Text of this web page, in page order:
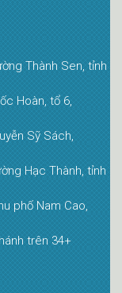
Thành Sen, tỉnh
Hoàn, tổ 6,
Sỹ Sách,
Hạc Thành, tỉnh
phố Nam Cao,
trên 34+